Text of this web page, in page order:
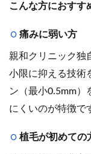
こんな方におすす
痛みに弱い方
親和クリニック独
小限に抑える技術
ン（最小0.5mm）
にくいのが特徴で
植毛が初めての